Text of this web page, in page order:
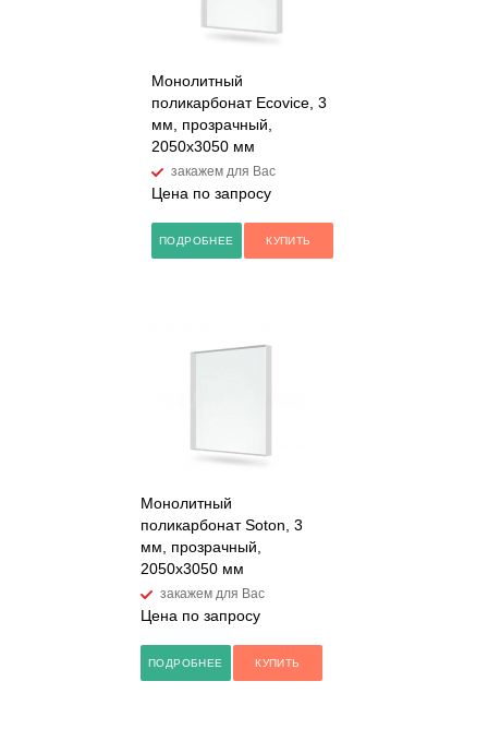
Монолитный
поликарбонат Ecovice, 3
мм, прозрачный,
2050х3050 мм
закажем для Вас
Цена по запросу
ПОДРОБНЕЕ КУПИТЬ
Монолитный
поликарбонат Soton, 3
мм, прозрачный,
2050х3050 мм
закажем для Вас
Цена по запросу
ПОДРОБНЕЕ КУПИТЬ